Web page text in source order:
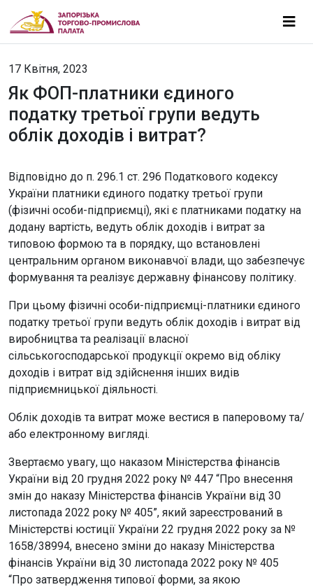
17 Квітня, 2023
Як ФОП-платники єдиного
податку третьої групи ведуть
облік доходів і витрат?
Відповідно до п. 296.1 ст. 296 Податкового кодексу
України платники єдиного податку третьої групи
(фізичні особи-підприємці), які є платниками податку на
додану вартість, ведуть облік доходів і витрат за
типовою формою та в порядку, що встановлені
центральним органом виконавчої влади, що забезпечує
формування та реалізує державну фінансову політику.
При цьому фізичні особи-підприємці-платники єдиного
податку третьої групи ведуть облік доходів і витрат від
виробництва та реалізації власної
сільськогосподарської продукції окремо від обліку
доходів і витрат від здійснення інших видів
підприємницької діяльності.
Облік доходів та витрат може вестися в паперовому та/
або електронному вигляді.
Звертаємо увагу, що наказом Міністерства фінансів
України від 20 грудня 2022 року № 447 “Про внесення
змін до наказу Міністерства фінансів України від 30
листопада 2022 року № 405”, який зареєстрований в
Міністерстві юстиції України 22 грудня 2022 року за №
1658/38994, внесено зміни до наказу Міністерства
фінансів України від 30 листопада 2022 року № 405
“Про затвердження типової форми, за якою